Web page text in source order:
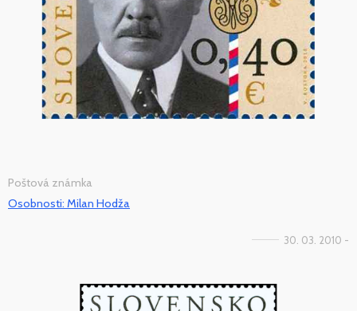
Poštová známka
Osobnosti: Milan Hodža
30. 03. 2010 -